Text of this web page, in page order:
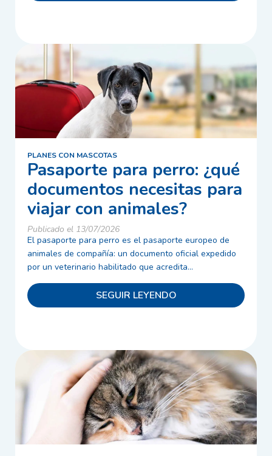
PLANES CON MASCOTAS
Pasaporte para perro: ¿qué
documentos necesitas para
viajar con animales?
Publicado el 13/07/2026
El pasaporte para perro es el pasaporte europeo de
animales de compañía: un documento oficial expedido
por un veterinario habilitado que acredita...
SEGUIR LEYENDO